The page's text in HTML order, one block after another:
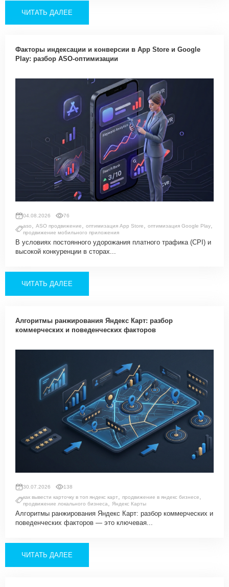
Продвижение на ПромоСтраницах Яндекс
Брендформанс-маркетинг
DOOH‑реклама
ЧИТАТЬ ДАЛЕЕ
Факторы индексации и конверсии в App Store и Google
Play: разбор ASO-оптимизации
04.08.2026
76
aso, ASO продвижение, оптимизация App Store, оптимизация Google Play,
продвижение мобильного приложения
В условиях постоянного удорожания платного трафика (CPI) и
высокой конкуренции в сторах...
ЧИТАТЬ ДАЛЕЕ
Алгоритмы ранжирования Яндекс Карт: разбор
коммерческих и поведенческих факторов
30.07.2026
138
как вывести карточку в топ яндекс карт, продвижение в яндекс бизнесе,
продвижение локального бизнеса, Яндекс Карты
Алгоритмы ранжирования Яндекс Карт: разбор коммерческих и
поведенческих факторов — это ключевая...
ЧИТАТЬ ДАЛЕЕ